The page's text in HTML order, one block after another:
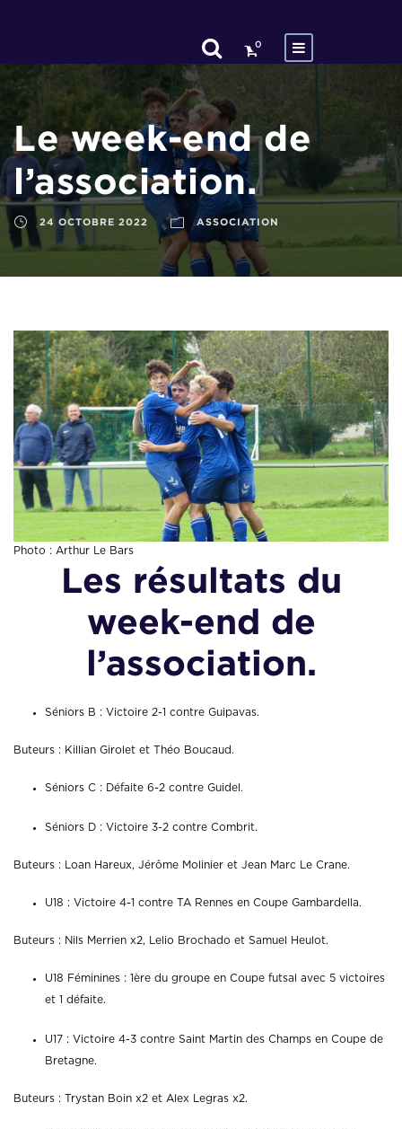
0
Le week-end de
l’association.
24 OCTOBRE 2022 ASSOCIATION
Photo : Arthur Le Bars
Les résultats du
week-end de
l’association.
Séniors B : Victoire 2-1 contre Guipavas.
Buteurs : Killian Girolet et Théo Boucaud.
Séniors C : Défaite 6-2 contre Guidel.
Séniors D : Victoire 3-2 contre Combrit.
Buteurs : Loan Hareux, Jérôme Molinier et Jean Marc Le Crane.
U18 : Victoire 4-1 contre TA Rennes en Coupe Gambardella.
Buteurs : Nils Merrien x2, Lelio Brochado et Samuel Heulot.
U18 Féminines : 1ère du groupe en Coupe futsal avec 5 victoires
et 1 défaite.
U17 : Victoire 4-3 contre Saint Martin des Champs en Coupe de
Bretagne.
Buteurs : Trystan Boin x2 et Alex Legras x2.